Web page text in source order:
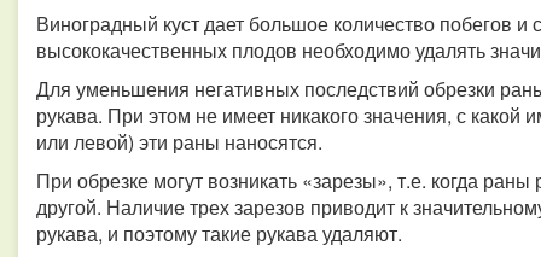
Виноградный куст дает большое количество побегов и
высококачественных плодов необходимо удалять
Для уменьшения негативных последствий обрезки
рукава. При этом не имеет никакого значения, с
или левой) эти раны наносятся.
При обрезке могут возникать «зарезы», т.е. когда
другой. Наличие трех зарезов приводит к
рукава, и поэтому такие рукава удаляют.